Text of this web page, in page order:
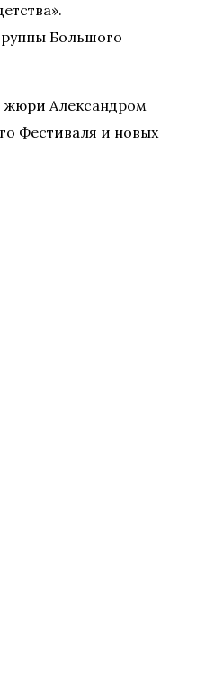
Большого
жюри Александром
Фестиваля и новых